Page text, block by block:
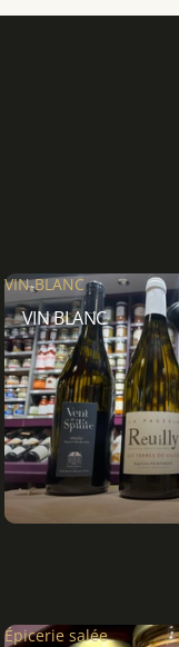
VIN BLANC
VIN BLANC
Épicerie salée